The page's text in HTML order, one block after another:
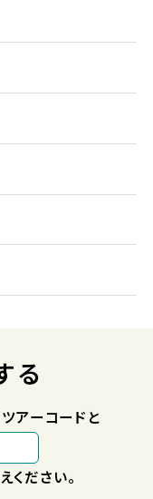
る
アーコードと
ださい。